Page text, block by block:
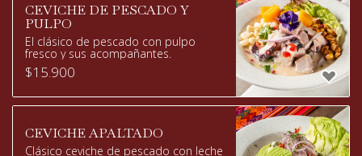
CEVICHE DE PESCADO Y
PULPO
El clásico de pescado con pulpo
fresco y sus acompañantes.
$15.900
CEVICHE APALTADO
Clásico ceviche de pescado con leche